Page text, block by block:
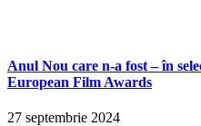
Anul Nou care n-a fost – în
European Film Awards
27 septembrie 2024